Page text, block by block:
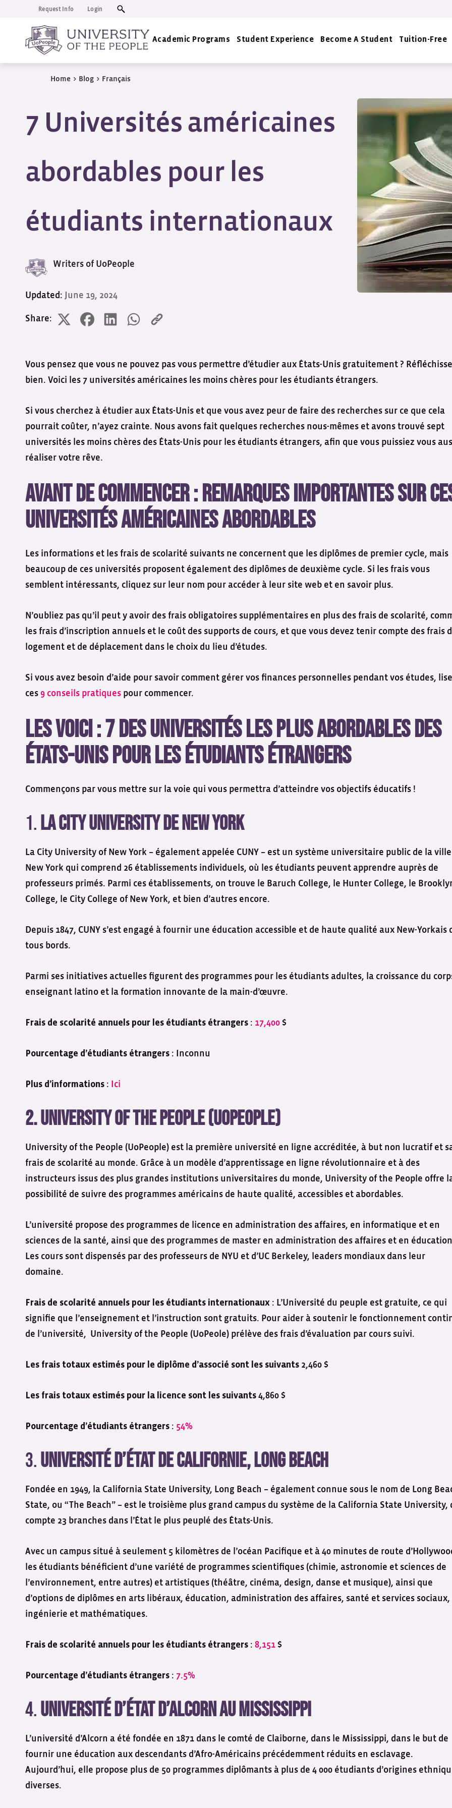
Request Info Login
Academic Programs Student Experience Become A Student Tuition-Free
Home > Blog > Français
7 Universités américaines
abordables pour les
étudiants internationaux
Writers of UoPeople
Updated: June 19, 2024
Share:
Vous pensez que vous ne pouvez pas vous permettre d’étudier aux États-Unis gratuitement ?
bien. Voici les 7 universités américaines les moins chères pour les étudiants étrangers.
Si vous cherchez à étudier aux États-Unis et que vous avez peur de faire des recherches sur ce que cela
pourrait coûter, n’ayez crainte. Nous avons fait quelques recherches nous-mêmes et avons trouvé sept
universités les moins chères des États-Unis pour les étudiants étrangers, afin que vous puissiez vous
réaliser votre rêve.
Avant de commencer : Remarques importantes sur
universités américaines abordables
Les informations et les frais de scolarité suivants ne concernent que les diplômes de premier cycle, mais
beaucoup de ces universités proposent également des diplômes de deuxième cycle. Si les frais vous
semblent intéressants, cliquez sur leur nom pour accéder à leur site web et en savoir plus.
N’oubliez pas qu’il peut y avoir des frais obligatoires supplémentaires en plus des frais de scolarité,
les frais d’inscription annuels et le coût des supports de cours, et que vous devez tenir compte des frais
logement et de déplacement dans le choix du lieu d’études.
Si vous avez besoin d’aide pour savoir comment gérer vos finances personnelles pendant vos études,
ces 9 conseils pratiques pour commencer.
Les voici : 7 des universités les plus abordables des
États-Unis pour les étudiants étrangers
Commençons par vous mettre sur la voie qui vous permettra d’atteindre vos objectifs éducatifs !
1.La City University de New York
La City University of New York – également appelée CUNY – est un système universitaire public de la
New York qui comprend 26 établissements individuels, où les étudiants peuvent apprendre auprès de
professeurs primés. Parmi ces établissements, on trouve le Baruch College, le Hunter College, le
College, le City College of New York, et bien d’autres encore.
Depuis 1847, CUNY s’est engagé à fournir une éducation accessible et de haute qualité aux New-Yorkais
tous bords.
Parmi ses initiatives actuelles figurent des programmes pour les étudiants adultes, la croissance du
enseignant latino et la formation innovante de la main-d’œuvre.
Frais de scolarité annuels pour les étudiants étrangers : 17,400 $
Pourcentage d’étudiants étrangers : Inconnu
Plus d’informations : Ici
2. University of the People (UoPeople)
University of the People (UoPeople) est la première université en ligne accréditée, à but non lucratif et
frais de scolarité au monde. Grâce à un modèle d’apprentissage en ligne révolutionnaire et à des
instructeurs issus des plus grandes institutions universitaires du monde, University of the People offre
possibilité de suivre des programmes américains de haute qualité, accessibles et abordables.
L’université propose des programmes de licence en administration des affaires, en informatique et en
sciences de la santé, ainsi que des programmes de master en administration des affaires et en
Les cours sont dispensés par des professeurs de NYU et d’UC Berkeley, leaders mondiaux dans leur
domaine.
Frais de scolarité annuels pour les étudiants internationaux : L’Université du peuple est gratuite, ce qui
signifie que l’enseignement et l’instruction sont gratuits. Pour aider à soutenir le fonctionnement
de l’université, University of the People (UoPeole) prélève des frais d’évaluation par cours suivi.
Les frais totaux estimés pour le diplôme d’associé sont les suivants 2,460 $
Les frais totaux estimés pour la licence sont les suivants 4,860 $
Pourcentage d’étudiants étrangers : 54%
3.Université d’État de Californie, Long Beach
Fondée en 1949, la California State University, Long Beach – également connue sous le nom de Long
State, ou “The Beach” – est le troisième plus grand campus du système de la California State University,
compte 23 branches dans l’État le plus peuplé des États-Unis.
Avec un campus situé à seulement 5 kilomètres de l’océan Pacifique et à 40 minutes de route
les étudiants bénéficient d’une variété de programmes scientifiques (chimie, astronomie et sciences de
l’environnement, entre autres) et artistiques (théâtre, cinéma, design, danse et musique), ainsi que
d’options de diplômes en arts libéraux, éducation, administration des affaires, santé et services sociaux,
ingénierie et mathématiques.
Frais de scolarité annuels pour les étudiants étrangers : 8,151 $
Pourcentage d’étudiants étrangers : 7.5%
4.Université d’État d’Alcorn au Mississippi
L’université d’Alcorn a été fondée en 1871 dans le comté de Claiborne, dans le Mississippi, dans le but de
fournir une éducation aux descendants d’Afro-Américains précédemment réduits en esclavage.
Aujourd’hui, elle propose plus de 50 programmes diplômants à plus de 4 000 étudiants d’origines
diverses.